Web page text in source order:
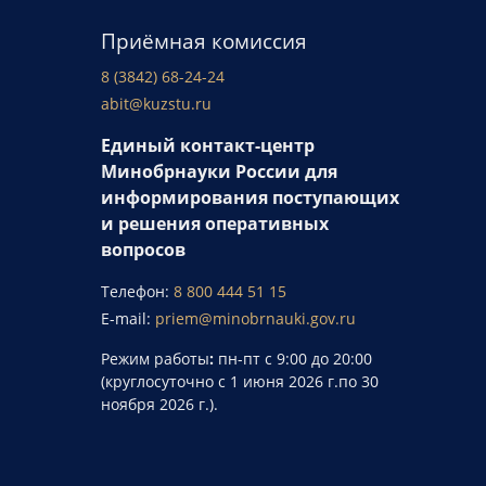
Приёмная комиссия
8 (3842) 68-24-24
abit@kuzstu.ru
Единый контакт-центр
Минобрнауки России для
информирования поступающих
и решения оперативных
вопросов
Телефон:8 800 444 51 15
E-mail: priem@minobrnauki.gov.ru
Режим работы: пн-пт с 9:00 до 20:00
(круглосуточно с 1 июня 2026 г.по 30
ноября 2026 г.).